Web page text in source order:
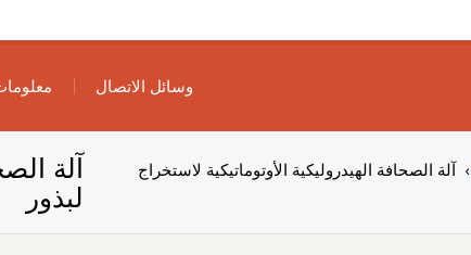
وسائل الاتصال
آلة
لبذور
›آلة الصحافة الهيدروليكية الأوتوماتيكية لاستخراج